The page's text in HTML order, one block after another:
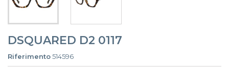
DSQUARED D2 0117
Riferimento514596